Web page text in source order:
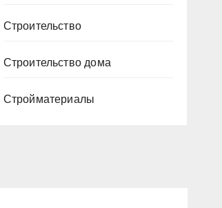
Строительство
Строительство дома
Стройматериалы